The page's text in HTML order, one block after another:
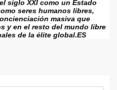
siglo XXI como un Estado
seres humanos libres,
masiva que
y en el resto del mundo libre
de la élite global.ES